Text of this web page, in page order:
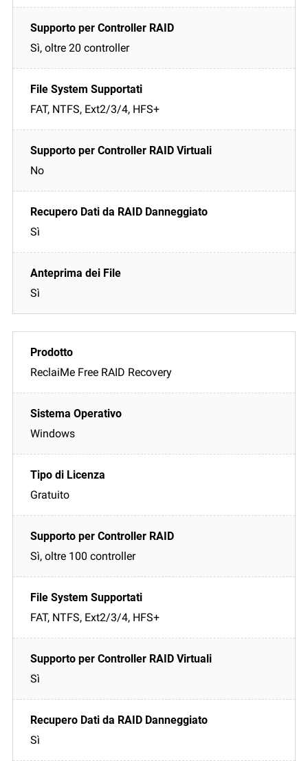
Sì, oltre 20 controller
FAT, NTFS, Ext2/3/4, HFS+
No
Sì
Sì
ReclaiMe Free RAID Recovery
Windows
Gratuito
Sì, oltre 100 controller
FAT, NTFS, Ext2/3/4, HFS+
Sì
Sì